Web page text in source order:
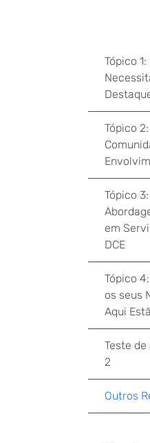
Tópico
Tópico
Tópico
em
DCE
Tópico
os seus
Aqui
Teste
2
Outros